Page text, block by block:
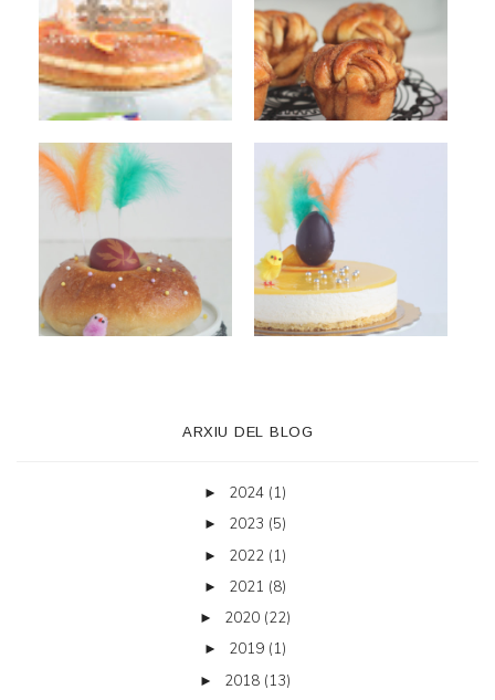
ARXIU DEL BLOG
► 2024 (1)
► 2023 (5)
► 2022 (1)
► 2021 (8)
► 2020 (22)
► 2019 (1)
► 2018 (13)